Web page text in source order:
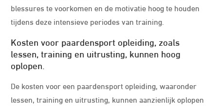
blessures te voorkomen en de motivatie hoog te houden
tijdens deze intensieve periodes van training.
Kosten voor paardensport opleiding, zoals
lessen, training en uitrusting, kunnen hoog
oplopen.
De kosten voor een paardensport opleiding, waaronder
lessen, training en uitrusting, kunnen aanzienlijk oplopen